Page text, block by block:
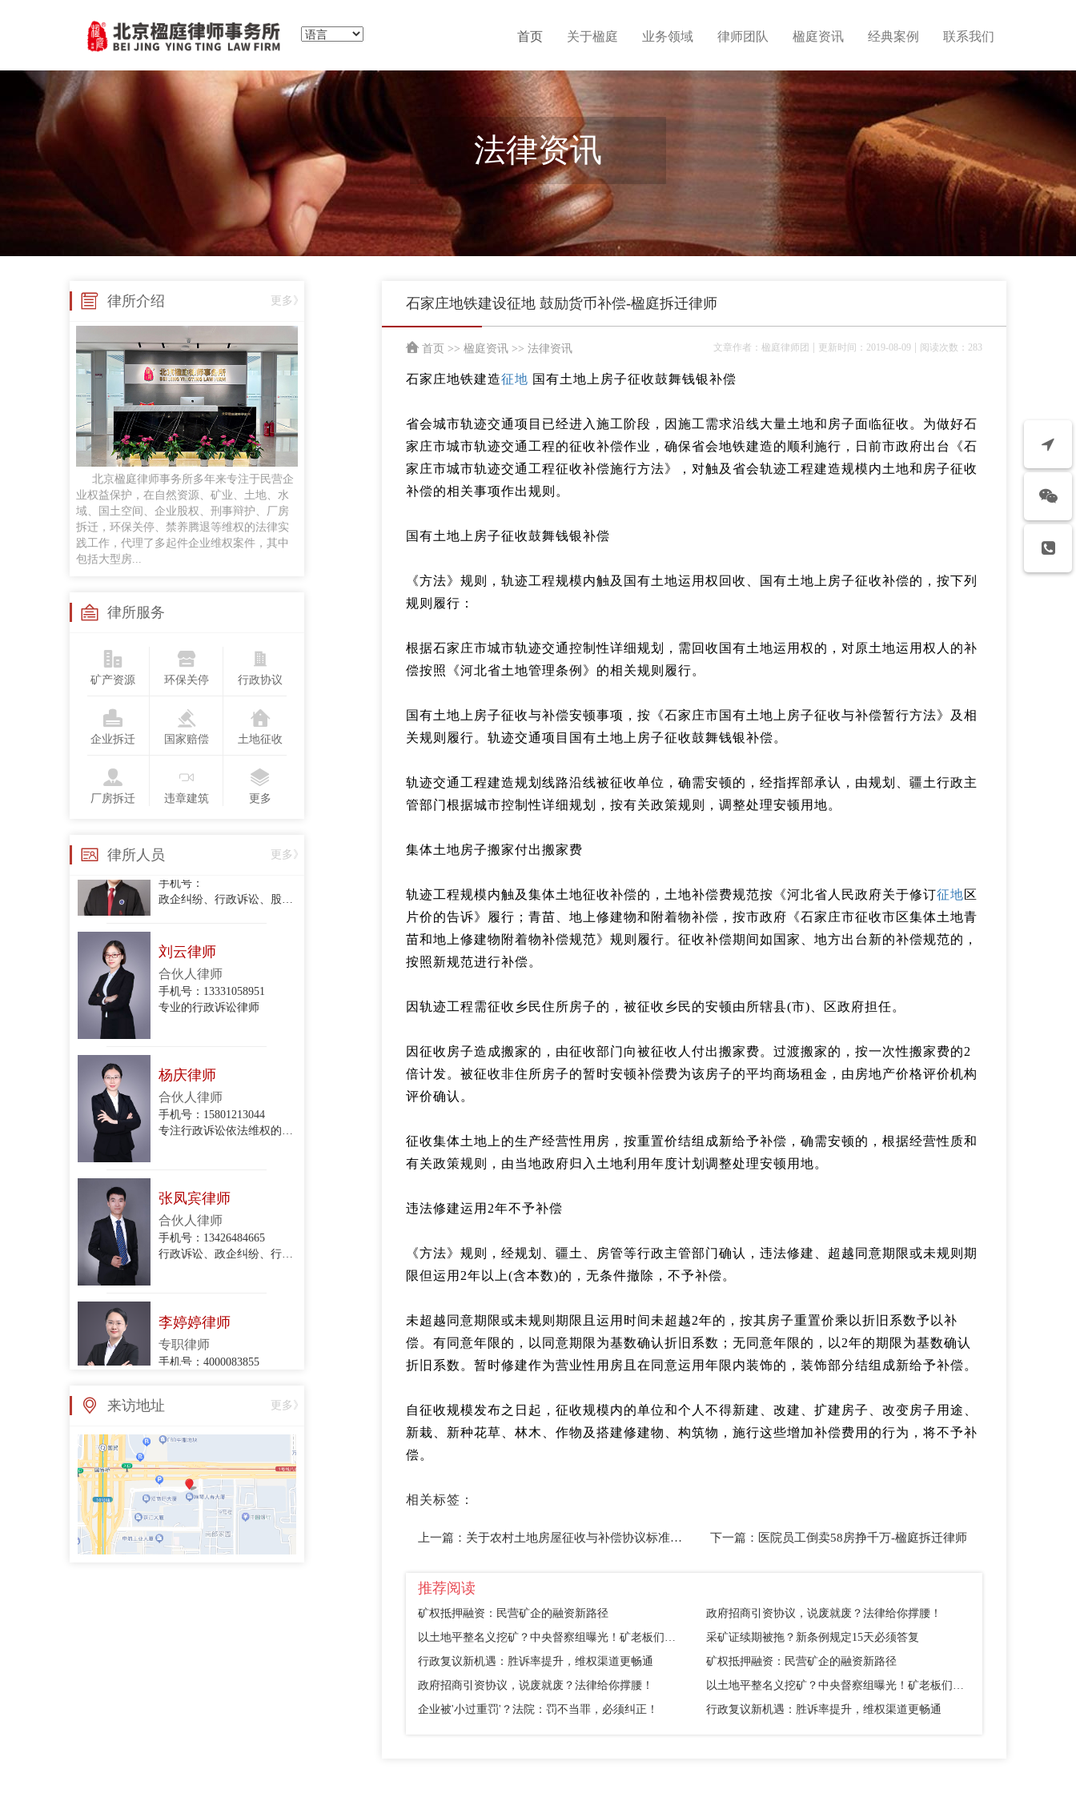
首页 关于楹庭 业务领域 律师团队 楹庭资讯 经典案例 联系我们
法律资讯
律所介绍 更多》
北京楹庭律师事务所多年来专注于民营企
业权益保护，在自然资源、矿业、土地、水
域、国土空间、企业股权、刑事辩护、厂房
拆迁，环保关停、禁养腾退等维权的法律实
践工作，代理了多起件企业维权案件，其中
包括大型房...
律所服务
矿产资源 环保关停 行政协议
企业拆迁 国家赔偿 土地征收
厂房拆迁 违章建筑 更多
律所人员 更多》
任黎明
律师
手机号：
政企磋商、商事谈判、企业常法、投融资咨询服务及民商事诉讼等
贡梦
执业律师
手机号：
合同纠纷、婚姻家事、侵权纠纷、劳动争议案件，并对公司股权争议、合伙企业解散与清算
手机号：
执业律师
手机号：13718123775
政企纠纷、行政诉讼、股东损害公司债权人利益纠纷、股权转让合同纠纷、项目转让合同纠纷、委托代理合同纠纷、建设工程施工合同纠纷、房屋租赁合同纠纷、民间借贷合同纠纷、财产损害赔
手机号：13331058951
专业的行政诉讼律师
手机号：15801213044
手机号：13426484665
手机号：4000083855
政企纠纷律师团队律师
张亚丽律师
手机号：4000083855
政企纠纷律师团队专职律师
史鹏举律师
专职律师
来访地址 更多》
石家庄地铁建设征地 鼓励货币补偿-楹庭拆迁律师
首页 >> 楹庭资讯 >> 法律资讯 文章作者：楹庭律师团 更新时间：2019-08-09 阅读次数：283
石家庄地铁建造征地 国有土地上房子征收鼓舞钱银补偿
省会城市轨迹交通项目已经进入施工阶段，因施工需求沿线大量土地和房子面临征收。为做好石
家庄市城市轨迹交通工程的征收补偿作业，确保省会地铁建造的顺利施行，日前市政府出台《石
家庄市城市轨迹交通工程征收补偿施行方法》，对触及省会轨迹工程建造规模内土地和房子征收
补偿的相关事项作出规则。
国有土地上房子征收鼓舞钱银补偿
《方法》规则，轨迹工程规模内触及国有土地运用权回收、国有土地上房子征收补偿的，按下列
规则履行：
根据石家庄市城市轨迹交通控制性详细规划，需回收国有土地运用权的，对原土地运用权人的补
偿按照《河北省土地管理条例》的相关规则履行。
国有土地上房子征收与补偿安顿事项，按《石家庄市国有土地上房子征收与补偿暂行方法》及相
关规则履行。轨迹交通项目国有土地上房子征收鼓舞钱银补偿。
轨迹交通工程建造规划线路沿线被征收单位，确需安顿的，经指挥部承认，由规划、疆土行政主
管部门根据城市控制性详细规划，按有关政策规则，调整处理安顿用地。
集体土地房子搬家付出搬家费
轨迹工程规模内触及集体土地征收补偿的，土地补偿费规范按《河北省人民政府关于修订征地区
片价的告诉》履行；青苗、地上修建物和附着物补偿，按市政府《石家庄市征收市区集体土地青
苗和地上修建物附着物补偿规范》规则履行。征收补偿期间如国家、地方出台新的补偿规范的，
按照新规范进行补偿。
因轨迹工程需征收乡民住所房子的，被征收乡民的安顿由所辖县(市)、区政府担任。
因征收房子造成搬家的，由征收部门向被征收人付出搬家费。过渡搬家的，按一次性搬家费的2
倍计发。被征收非住所房子的暂时安顿补偿费为该房子的平均商场租金，由房地产价格评价机构
评价确认。
征收集体土地上的生产经营性用房，按重置价结组成新给予补偿，确需安顿的，根据经营性质和
有关政策规则，由当地政府归入土地利用年度计划调整处理安顿用地。
违法修建运用2年不予补偿
《方法》规则，经规划、疆土、房管等行政主管部门确认，违法修建、超越同意期限或未规则期
限但运用2年以上(含本数)的，无条件撤除，不予补偿。
未超越同意期限或未规则期限且运用时间未超越2年的，按其房子重置价乘以折旧系数予以补
偿。有同意年限的，以同意期限为基数确认折旧系数；无同意年限的，以2年的期限为基数确认
折旧系数。暂时修建作为营业性用房且在同意运用年限内装饰的，装饰部分结组成新给予补偿。
自征收规模发布之日起，征收规模内的单位和个人不得新建、改建、扩建房子、改变房子用途、
新栽、新种花草、林木、作物及搭建修建物、构筑物，施行这些增加补偿费用的行为，将不予补
偿。
相关标签：
上一篇： 关于农村土地房屋征收与补偿协议标准的介绍-楹庭律师团 下一篇： 医院员工倒卖58房挣千万-楹庭拆迁律师
推荐阅读
矿权抵押融资：民营矿企的融资新路径
政府招商引资协议，说废就废？法律给你撑腰！
以土地平整名义挖矿？中央督察组曝光！矿老板们别踩这个坑
采矿证续期被拖？新条例规定15天必须答复
行政复议新机遇：胜诉率提升，维权渠道更畅通
矿权抵押融资：民营矿企的融资新路径
政府招商引资协议，说废就废？法律给你撑腰！
以土地平整名义挖矿？中央督察组曝光！矿老板们别踩这个坑
企业被'小过重罚'？法院：罚不当罪，必须纠正！
行政复议新机遇：胜诉率提升，维权渠道更畅通